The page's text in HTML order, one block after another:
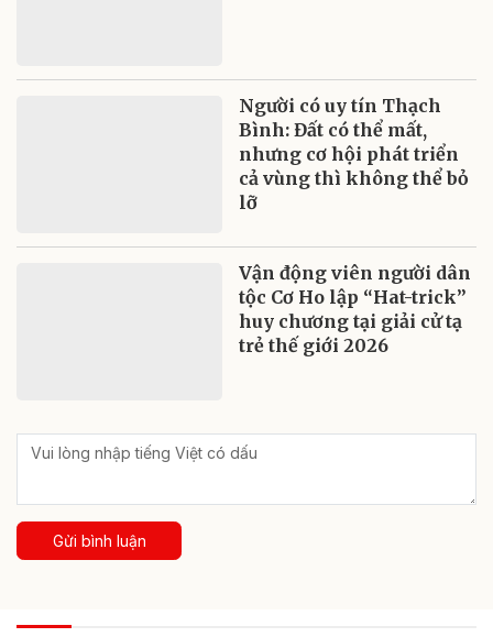
Người có uy tín Thạch
Bình: Đất có thể mất,
nhưng cơ hội phát triển
cả vùng thì không thể bỏ
lỡ
Vận động viên người dân
tộc Cơ Ho lập “Hat-trick”
huy chương tại giải cử tạ
trẻ thế giới 2026
Gửi bình luận